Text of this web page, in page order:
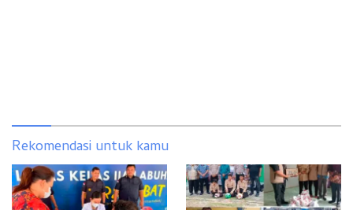
Rekomendasi untuk kamu